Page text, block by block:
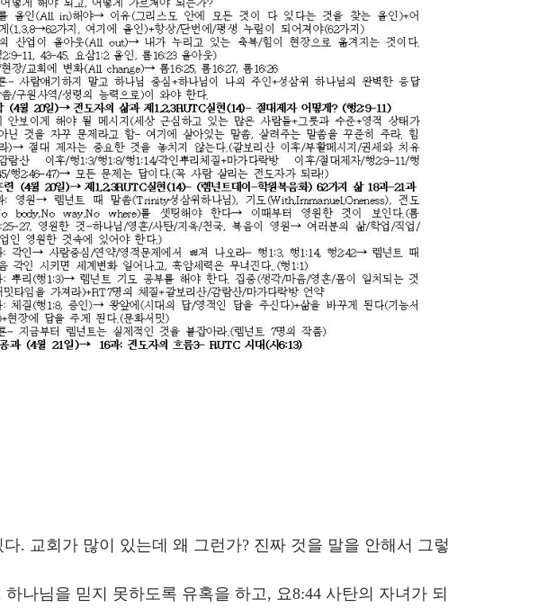
. 교회가 많이 있는데 왜 그런가? 진짜 것을 말을 안해서 그렇
나님을 믿지 못하도록 유혹을 하고, 요8:44 사탄의 자녀가 되